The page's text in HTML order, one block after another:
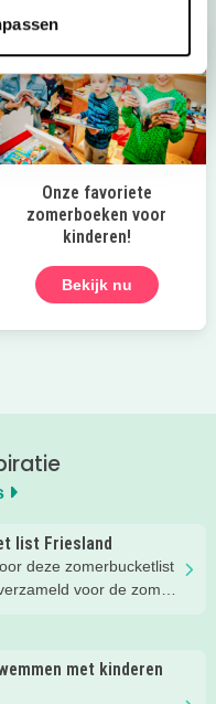
Onze favoriete
zomerboeken voor
kinderen!
Bekijk nu
list Friesland
deze zomerbucketlist
voor de zomer.
regio, maar die waren
te noemen ;)
met kinderen